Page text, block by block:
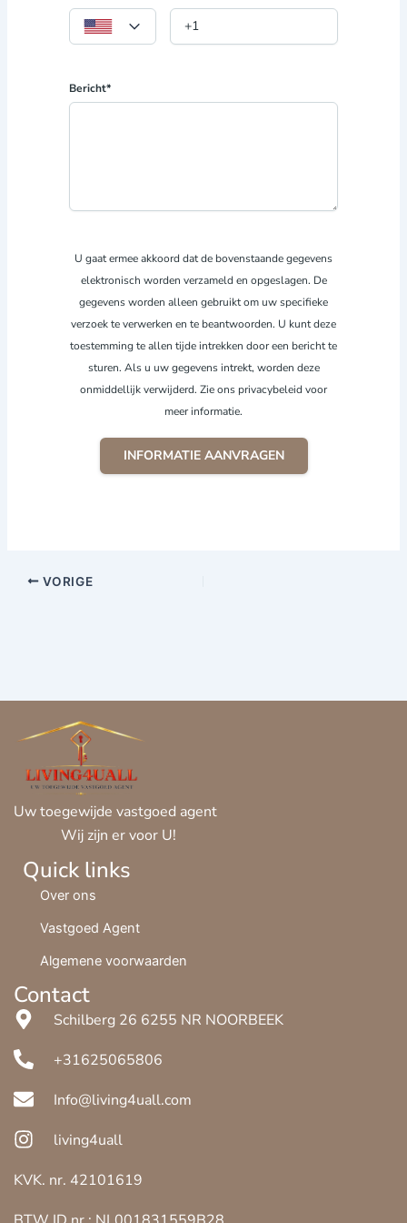
Bericht*
U gaat ermee akkoord dat de bovenstaande gegevens
elektronisch worden verzameld en opgeslagen. De
gegevens worden alleen gebruikt om uw specifieke
verzoek te verwerken en te beantwoorden. U kunt deze
toestemming te allen tijde intrekken door een bericht te
sturen. Als u uw gegevens intrekt, worden deze
onmiddellijk verwijderd. Zie ons privacybeleid voor
meer informatie.
INFORMATIE AANVRAGEN
VORIGE
Uw toegewijde vastgoed agent
Wij zijn er voor U!
Quick links
Over ons
Vastgoed Agent
Algemene voorwaarden
Contact
Schilberg 26 6255 NR NOORBEEK
+31625065806
Info@living4uall.com
living4uall
KVK. nr. 42101619